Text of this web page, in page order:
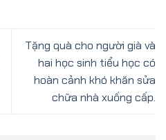
Tặng quà cho người già và
hai học sinh tiểu học có
hoàn cảnh khó khăn sửa
chữa nhà xuống cấp.